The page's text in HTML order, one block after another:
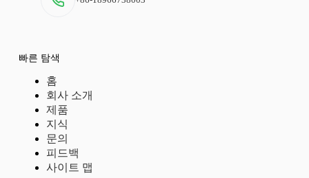
빠른 탐색
홈
회사 소개
제품
지식
문의
피드백
사이트 맵